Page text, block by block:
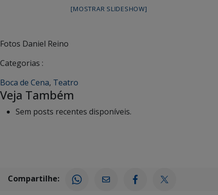
[MOSTRAR SLIDESHOW]
Fotos Daniel Reino
Categorias :
Boca de Cena, Teatro
Veja Também
Sem posts recentes disponíveis.
Compartilhe: